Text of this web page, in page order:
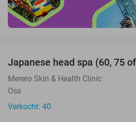
Japanese head spa (60, 75
Merero Skin & Health Clinic
Oss
Verkocht: 40